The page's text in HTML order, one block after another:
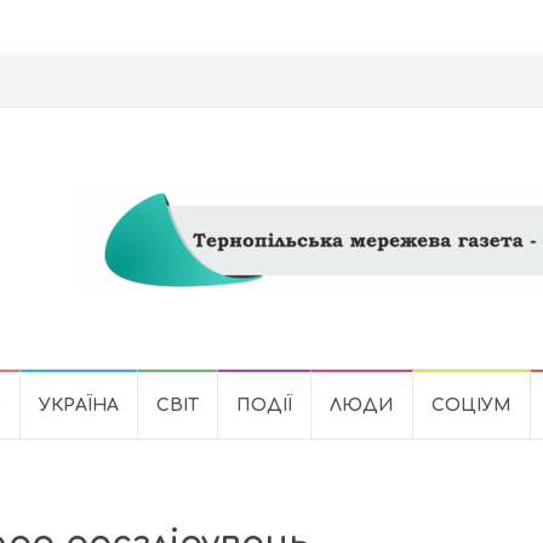
УКРАЇНА СВІТ ПОДІЇ ЛЮДИ СОЦІУМ